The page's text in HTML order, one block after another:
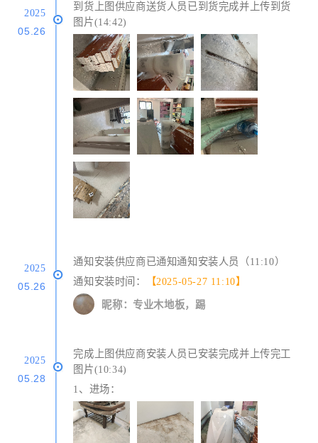
2025
05.26
到货上图供应商送货人员已到货完成并上传到货
图片(14:42)
2025
05.26
通知安装供应商已通知通知安装人员（11:10）
通知安装时间：
【2025-05-27 11:10】
昵称：专业木地板，踢
2025
05.28
完成上图供应商安装人员已安装完成并上传完工
图片(10:34)
1、进场：